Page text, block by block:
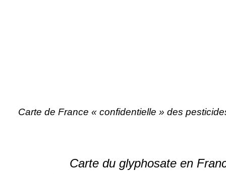
Carte de France « confidentielle » des
Carte du glyphosate en